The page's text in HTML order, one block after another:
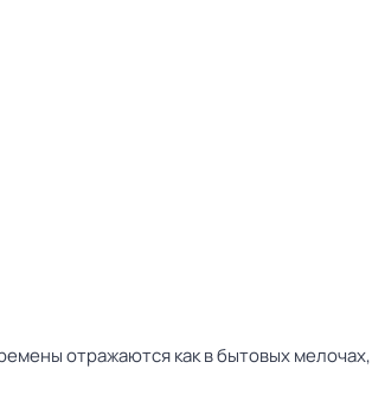
отражаются как в бытовых